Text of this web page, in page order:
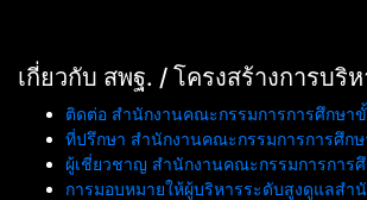
เกี่ยวกับ สพฐ. / โครงสร้างการบริห
ติดต่อ สำนักงานคณะกรรมการการศึกษา
ที่ปรึกษา สำนักงานคณะกรรมการการศึก
ผู้เชี่ยวชาญ สำนักงานคณะกรรมการการ
การมอบหมายให้ผู้บริหารระดับสูงดูแลสำ